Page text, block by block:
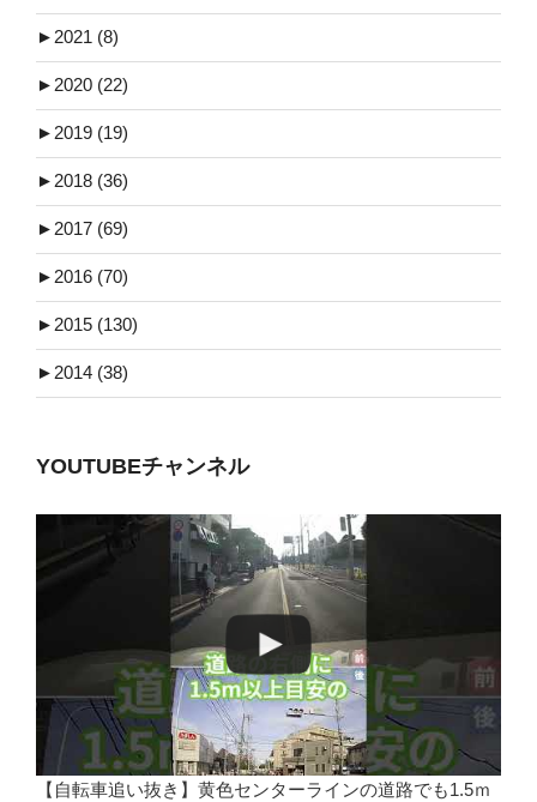
► 2021 (8)
► 2020 (22)
► 2019 (19)
► 2018 (36)
► 2017 (69)
► 2016 (70)
► 2015 (130)
► 2014 (38)
YOUTUBEチャンネル
【自転車追い抜き】黄色センターラインの道路でも1.5ｍ